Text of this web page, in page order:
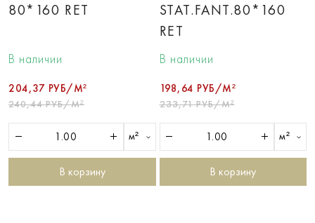
80*160 RET
В наличии
204,37 РУБ/М²
240,44 РУБ/М²
м²
В корзину
STAT.FANT.80*160
RET
В наличии
198,64 РУБ/М²
233,71 РУБ/М²
м²
В корзину